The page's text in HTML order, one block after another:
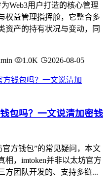
Web3用户打造的核心管理
权益管理指挥舱，它整合多
资产的持有状况与变动，同
1.0K 2026-08-05
包吗？一文说清加密钱
官方钱包”的常见疑问，本文
相，imtoken并非以太坊官方
方团队开发的、支持多链...